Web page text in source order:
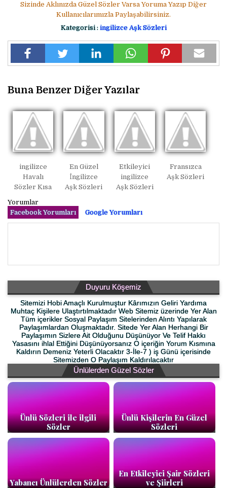
Sizinde Aklınızda Güzel Sözler Varsa Yoruma Yazıp Diğer
Kullanıcılarımızla Paylaşabilirsiniz.
Kategorisi : ingilizce Aşk Sözleri
Buna Benzer Diğer Yazılar
ingilizce
Havalı
Sözler Kısa
En Güzel
İngilizce
Aşk Sözleri
Etkileyici
ingilizce
Aşk Sözleri
Fransızca
Aşk Sözleri
Yorumlar
Facebook Yorumları
Google Yorumları
Duyuru Köşemiz
Sitemizi Hobi Amaçlı Kurulmuştur Kârımızın Geliri Yardıma
Muhtaç Kişilere Ulaştırtılmaktadır Web Sitemiz üzerinde Yer Alan
Tüm içerikler Sosyal Paylaşım Sitelerinden Alıntı Yapılarak
Paylaşımlardan Oluşmaktadır. Sitede Yer Alan Herhangi Bir
Paylaşımın Sizlere Ait Olduğunu Düşünüyor Ve Telif Hakkı
Yasasını ihlal Ettiğini Düşünüyorsanız O içeriğin Yorum Kısmına
Kaldırın Demeniz Yeterli Olacaktır 3-İle-7 ) iş Günü içerisinde
Sitemizden O Paylaşım Kaldırılacaktır
Ünlülerden Güzel Sözler
Ünlü Sözleri ile ilgili
Sözler
Ünlü Kişilerin En Güzel
Sözleri
Yabancı Ünlülerden Sözler
En Etkileyici Şair Sözleri
ve Şiirleri